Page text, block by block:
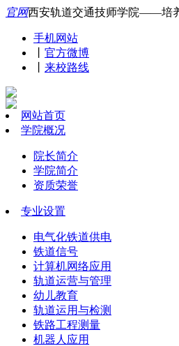
官网西安轨道交通技师学院——培
手机网站
官方微博
来校路线
网站首页
学院概况
院长简介
学院简介
资质荣誉
专业设置
电气化铁道供电
铁道信号
计算机网络应用
轨道运营与管理
幼儿教育
轨道运用与检测
铁路工程测量
机器人应用